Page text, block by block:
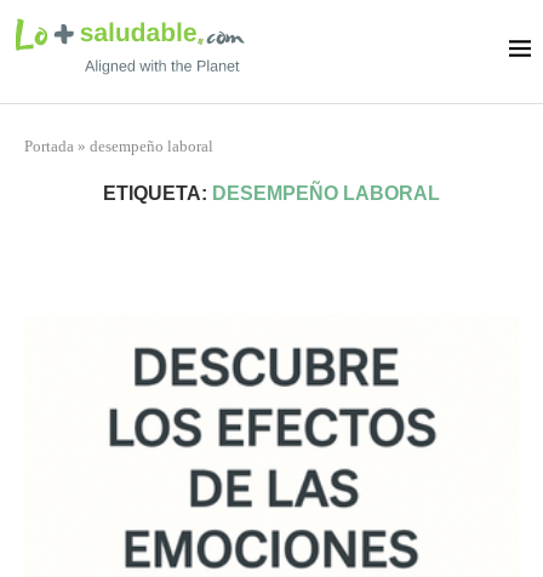
Portada » desempeño laboral
ETIQUETA: DESEMPEÑO LABORAL